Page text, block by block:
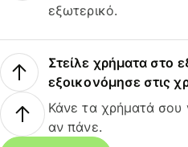
εξωτερικό.
Στείλε χρήματα στο
εξοικονόμησε στις
Κάνε τα χρήματά σου
αν πάνε.